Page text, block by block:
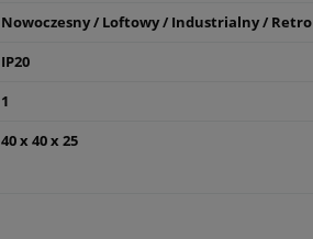
Nowoczesny / Loftowy / Industrialny / Retro
IP20
1
40 x 40 x 25